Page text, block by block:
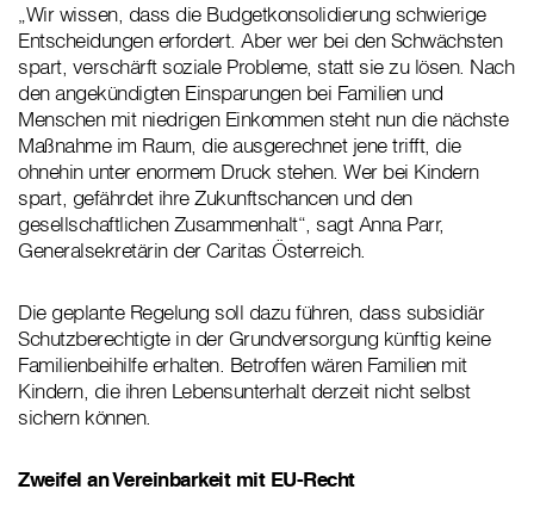
„Wir wissen, dass die Budgetkonsolidierung schwierige
Entscheidungen erfordert. Aber wer bei den Schwächsten
spart, verschärft soziale Probleme, statt sie zu lösen. Nach
den angekündigten Einsparungen bei Familien und
Menschen mit niedrigen Einkommen steht nun die nächste
Maßnahme im Raum, die ausgerechnet jene trifft, die
ohnehin unter enormem Druck stehen. Wer bei Kindern
spart, gefährdet ihre Zukunftschancen und den
gesellschaftlichen Zusammenhalt“, sagt Anna Parr,
Generalsekretärin der Caritas Österreich.
Die geplante Regelung soll dazu führen, dass subsidiär
Schutzberechtigte in der Grundversorgung künftig keine
Familienbeihilfe erhalten. Betroffen wären Familien mit
Kindern, die ihren Lebensunterhalt derzeit nicht selbst
sichern können.
Zweifel an Vereinbarkeit mit EU-Recht